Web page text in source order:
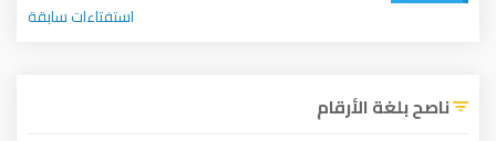
استفتاءات سابقة
ناصح بلغة الأرقام